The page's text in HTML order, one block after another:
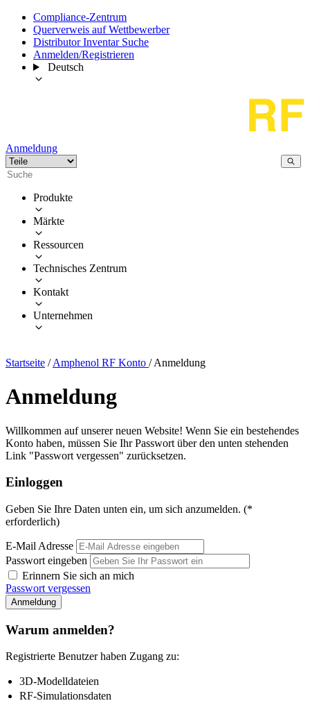
Compliance-Zentrum
Querverweis auf Wettbewerber
Distributor Inventar Suche
Anmelden/Registrieren
Deutsch
Anmeldung
Produkte
Märkte
Ressourcen
Technisches Zentrum
Kontakt
Unternehmen
Startseite / Amphenol RF Konto / Anmeldung
Anmeldung
Willkommen auf unserer neuen Website! Wenn Sie ein bestehendes
Konto haben, müssen Sie Ihr Passwort über den unten stehenden
Link "Passwort vergessen" zurücksetzen.
Einloggen
Geben Sie Ihre Daten unten ein, um sich anzumelden. (*
erforderlich)
E-Mail Adresse
Passwort eingeben
Erinnern Sie sich an mich
Passwort vergessen
Anmeldung
Warum anmelden?
Registrierte Benutzer haben Zugang zu:
3D-Modelldateien
RF-Simulationsdaten